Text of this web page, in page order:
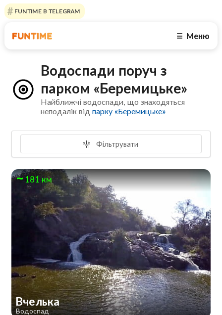
FUNTIME В TELEGRAM
☰ Меню
Водоспади поруч з
парком «Беремицьке»
Найближчі водоспади, що знаходяться
неподалік відпарку «Беремицьке»
Фільтрувати
181 км
Вчелька
Водоспад